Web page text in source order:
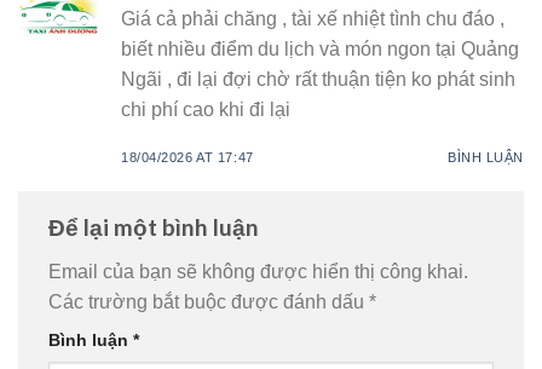
Giá cả phải chăng , tài xế nhiệt tình chu đáo ,
biết nhiều điểm du lịch và món ngon tại Quảng
Ngãi , đi lại đợi chờ rất thuận tiện ko phát sinh
chi phí cao khi đi lại
18/04/2026 AT 17:47 BÌNH LUẬN
Để lại một bình luận
Email của bạn sẽ không được hiển thị công khai.
Các trường bắt buộc được đánh dấu *
Bình luận *